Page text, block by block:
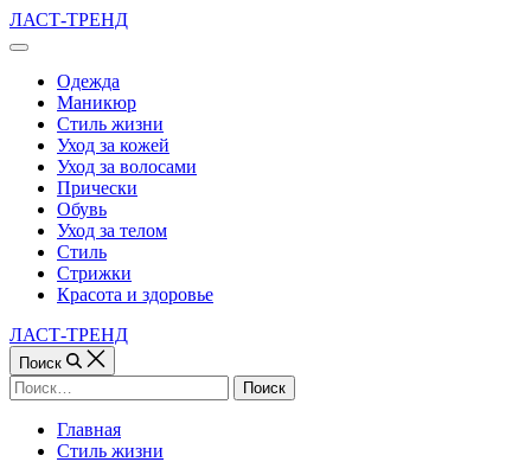
Перейти
к
ЛАСТ-ТРЕНД
Вне
холстаОдежда
Маникюр
Стиль жизни
Уход за кожей
Уход за волосами
Прически
Обувь
Уход за телом
Стиль
Стрижки
Красота и здоровье
ЛАСТ-ТРЕНД
Поиск
Найти:
Главная
Стиль жизни